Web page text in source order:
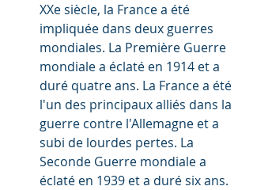
XXe siècle, la France a été
impliquée dans deux guerres
mondiales. La Première Guerre
mondiale a éclaté en 1914 et a
duré quatre ans. La France a été
l'un des principaux alliés dans la
guerre contre l'Allemagne et a
subi de lourdes pertes. La
Seconde Guerre mondiale a
éclaté en 1939 et a duré six ans.